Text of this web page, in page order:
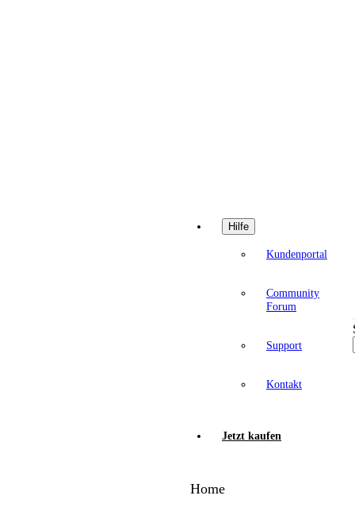
Hilfe
Kundenportal
Community
Forum
Support
Kontakt
Jetzt kaufen
Home